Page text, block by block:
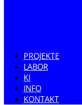
PROJEKTE
LABOR
KI
INFO
KONTAKT